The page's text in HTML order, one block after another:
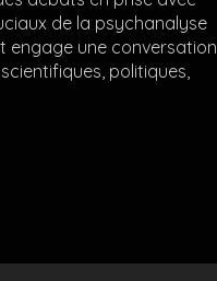
de la psychanalyse
engage une conversation
politiques,